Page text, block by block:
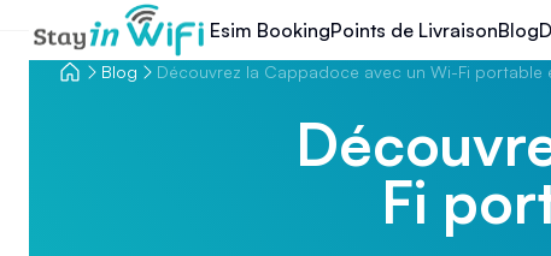
Esim BookingPoints de LivraisonBlog
Blog Découvrez la Cappadoce avec un Wi-Fi portable
Fi